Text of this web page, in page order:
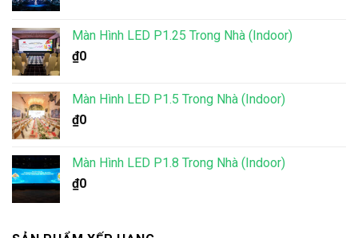
Màn Hình LED P1.25 Trong Nhà (Indoor)
₫0
Màn Hình LED P1.5 Trong Nhà (Indoor)
₫0
Màn Hình LED P1.8 Trong Nhà (Indoor)
₫0